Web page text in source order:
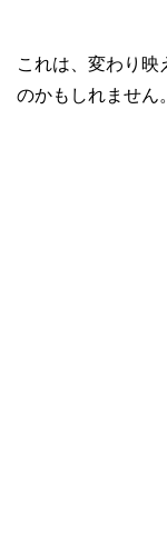
これは、変わり映
のかもしれません。